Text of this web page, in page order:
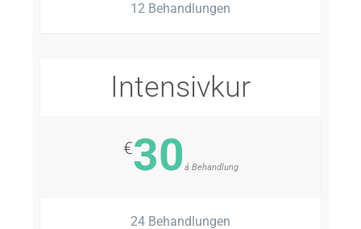
12 Behandlungen
Intensivkur
€30 á Behandlung
24 Behandlungen